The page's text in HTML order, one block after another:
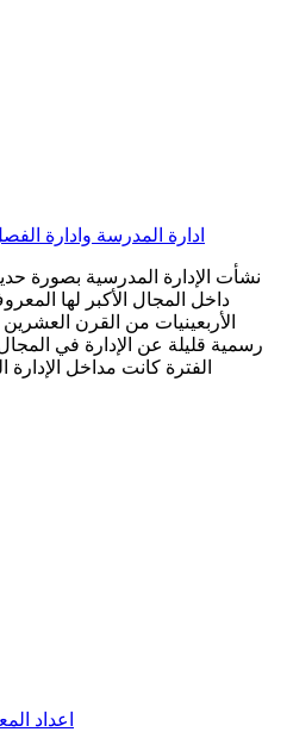
ادارة المدرسة وادارة
نشأت الإدارة المدرسية بصورة
داخل المجال الأكبر لها
الأربعينيات من القرن
رسمية قليلة عن الإدارة في
الفترة كانت مداخل الإدارة
اعداد